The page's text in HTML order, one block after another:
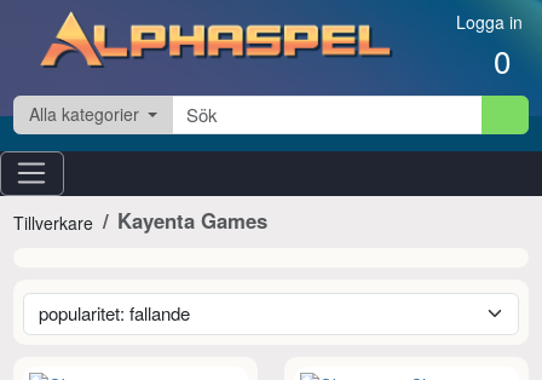
Hoppa till innehåll Logga in
0
Alla kategorier
Tillverkare Kayenta Games